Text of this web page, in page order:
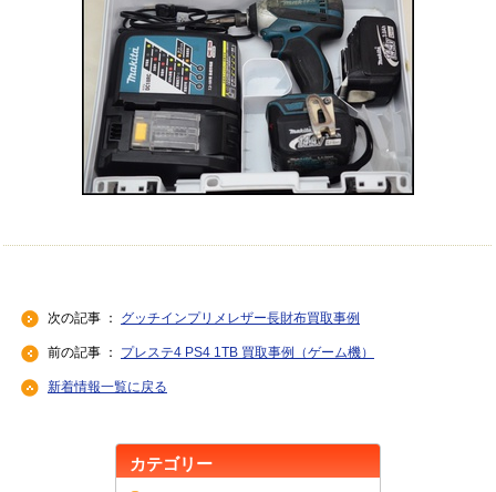
次の記事 ： グッチインプリメレザー長財布買取事例
前の記事 ： プレステ4 PS4 1TB 買取事例（ゲーム機）
新着情報一覧に戻る
カテゴリー